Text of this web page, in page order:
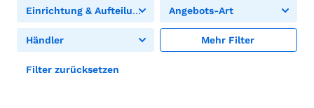
Einrichtung & Aufteilung Angebots-Art
Händler Mehr Filter
Filter zurücksetzen